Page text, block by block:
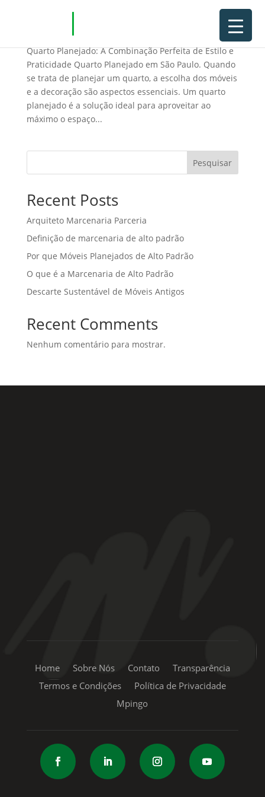
Quarto Planejado em São Paulo
Quarto Planejado: A Combinação Perfeita de Estilo e
Praticidade Quarto Planejado em São Paulo. Quando
se trata de planejar um quarto, a escolha dos móveis
e a decoração são aspectos essenciais. Um quarto
planejado é a solução ideal para aproveitar ao
máximo o espaço...
Pesquisar
Recent Posts
Arquiteto Marcenaria Parceria
Definição de marcenaria de alto padrão
Por que Móveis Planejados de Alto Padrão
O que é a Marcenaria de Alto Padrão
Descarte Sustentável de Móveis Antigos
Recent Comments
Nenhum comentário para mostrar.
Home Sobre Nós Contato
Transparência
Termos e Condições
Política de Privacidade
Mpingo